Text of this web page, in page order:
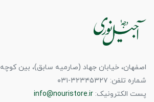
اصفهان، خیابان جهاد (صارمیه سابق)، بین کوچه ۱۲ و ۱۴
شماره تلفن: ۳۲۳۴۵۳۲۷-۰۳۱
پست الکترونیک: info@nouristore.ir